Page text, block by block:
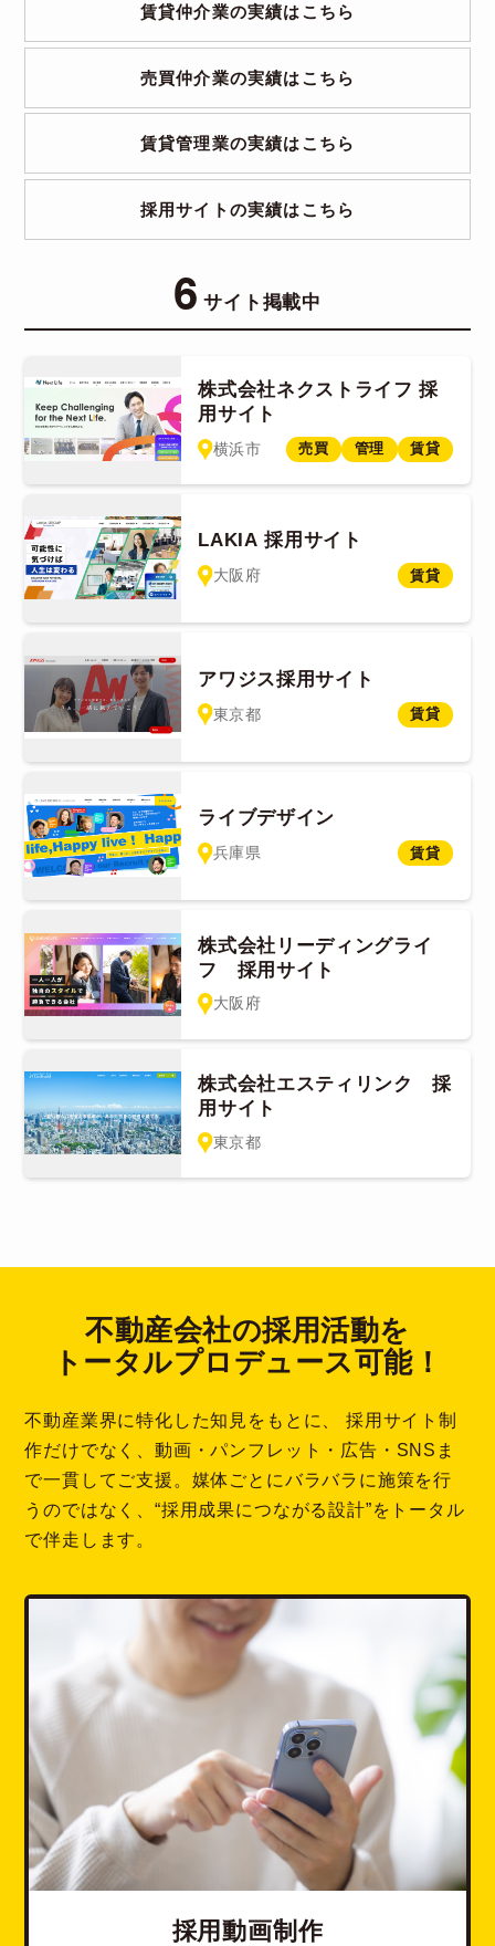
6 サイト掲載中
賃貸仲介業の実績はこちら
売買仲介業の実績はこちら
賃貸管理業の実績はこちら
採用サイトの実績はこちら
株式会社ネクストライフ 採
用サイト
横浜市 売買 管理 賃貸
LAKIA 採用サイト
大阪府 賃貸
アワジス採用サイト
東京都 賃貸
ライブデザイン
兵庫県 賃貸
株式会社リーディングライ
フ 採用サイト
大阪府
株式会社エスティリンク 採
用サイト
東京都
不動産会社の採用活動を
トータルプロデュース可能！
不動産業界に特化した知見をもとに、 採用サイト制
作だけでなく、動画・パンフレット・広告・SNSま
で一貫してご支援。媒体ごとにバラバラに施策を行
うのではなく、“採用成果につながる設計”をトータル
で伴走します。
採用動画制作